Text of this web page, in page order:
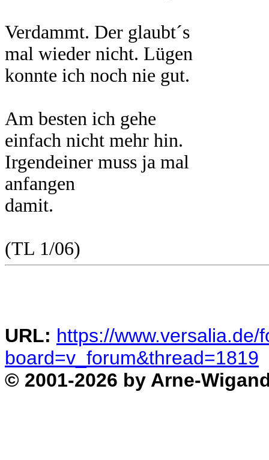
Verdammt. Der glaubt´s
mal wieder nicht. Lügen
konnte ich noch nie gut.
Am besten ich gehe
einfach nicht mehr hin.
Irgendeiner muss ja mal
anfangen
damit.
(TL 1/06)
URL: https://www.versalia.de/
board=v_forum&thread=1819
© 2001-2026 by Arne-